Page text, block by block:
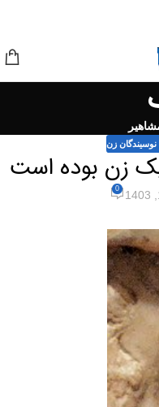
نوسیندگان زن
زن بوده است
0